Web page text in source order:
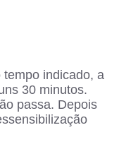
indicado, a
30 minutos.
passa. Depois